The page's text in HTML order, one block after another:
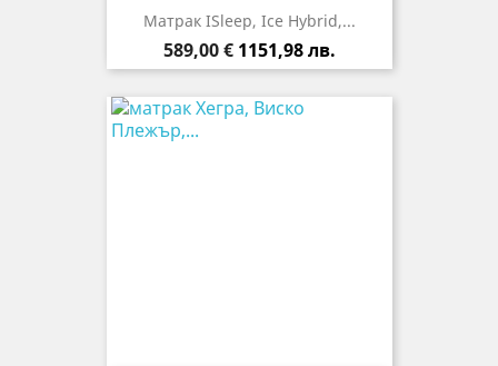
Матрак ISleep, Ice Hybrid,...
Цена
589,00 € 1151,98 лв.